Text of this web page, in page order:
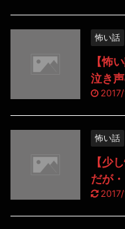
怖い話
【怖
泣き
怖い話
【少
だが・